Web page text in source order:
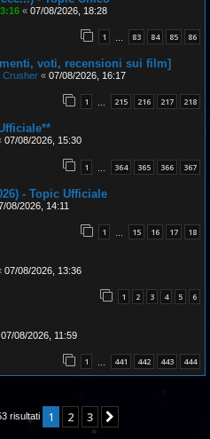
« 07/08/2026, 18:28
1 … 83 84 85 86
voti, recensioni sui film]
Crusher « 07/08/2026, 16:17
1 … 215 216 217 218
07/08/2026, 15:30
1 364 365 366 367
- Topic Ufficiale
08/2026, 14:11
1 15 16 17 18
07/08/2026, 13:36
1 2 3 4 5 6
07/08/2026, 11:59
1 441 442 443 444
risultati 1 2 3